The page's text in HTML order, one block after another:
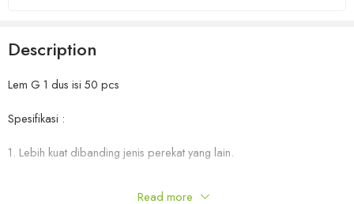
Description
Lem G 1 dus isi 50 pcs
Spesifikasi :
1. Lebih kuat dibanding jenis perekat yang lain.
Read more